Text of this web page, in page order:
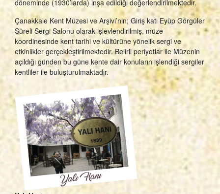
döneminde (1930’larda) inşa edildiği değerlendirilmektedir.
Çanakkale Kent Müzesi ve Arşivi’nin; Giriş katı Eyüp Görgüler
Süreli Sergi Salonu olarak işlevlendirilmiş, müze
koordinesinde kent tarihi ve kültürüne yönelik sergi ve
etkinlikler gerçekleştirilmektedir. Belirli periyotlar ile Müzenin
açıldığı günden bu güne kente dair konuların işlendiği sergiler
kentliler ile buluşturulmaktadır.